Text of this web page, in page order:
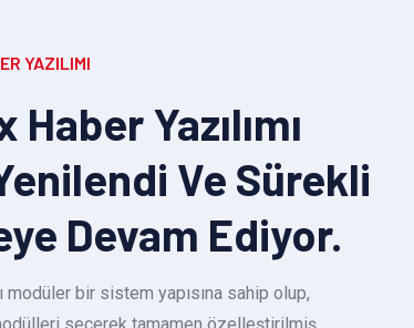
YAZILIMI
Yazılımı
Ve Sürekli
Devam Ediyor.
modüler bir sistem yapısına sahip olup,